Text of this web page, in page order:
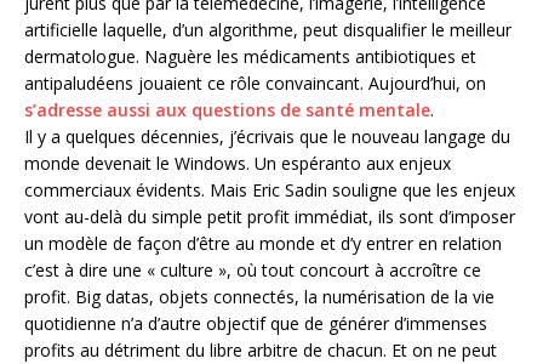
artificielle laquelle, d’un algorithme, peut disqualifier le meilleur
dermatologue. Naguère les médicaments antibiotiques et
antipaludéens jouaient ce rôle convaincant. Aujourd’hui, on
s’adresse aussi aux questions de santé mentale.
Il y a quelques décennies, j’écrivais que le nouveau langage du
monde devenait le Windows. Un espéranto aux enjeux
commerciaux évidents. Mais Eric Sadin souligne que les enjeux
vont au-delà du simple petit profit immédiat, ils sont d’imposer
un modèle de façon d’être au monde et d’y entrer en relation
c’est à dire une « culture », où tout concourt à accroître ce
profit. Big datas, objets connectés, la numérisation de la vie
quotidienne n’a d’autre objectif que de générer d’immenses
profits au détriment du libre arbitre de chacun. Et on ne peut